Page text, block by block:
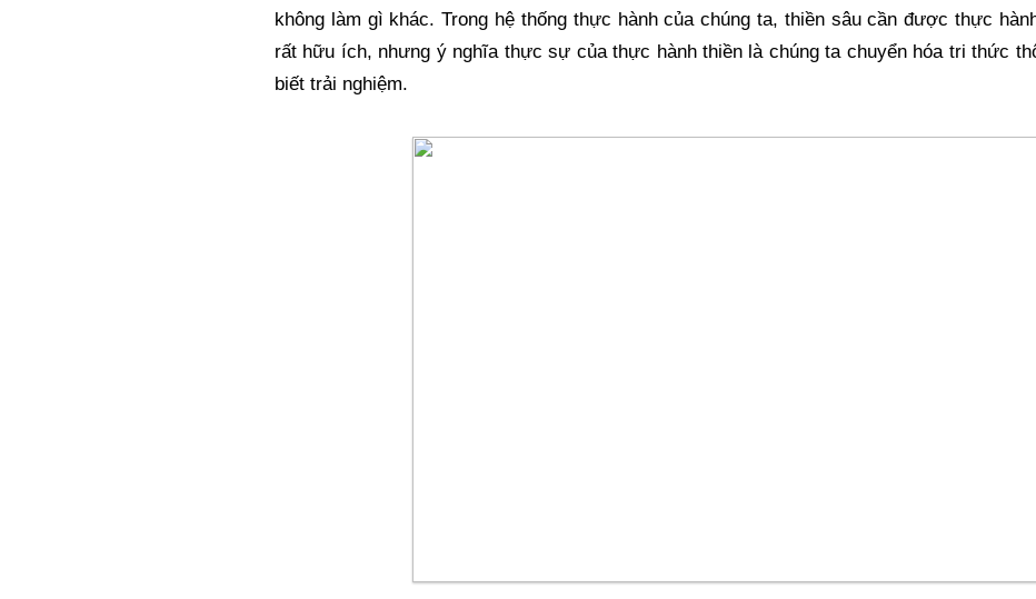
không làm gì khác. Trong hệ thống thực hành của chúng ta, thiền sâu cần được thực
rất hữu ích, nhưng ý nghĩa thực sự của thực hành thiền là chúng ta chuyển hóa tri thức
biết trải nghiệm.